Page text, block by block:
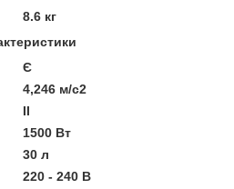
8.6 кг
Є
4,246 м/с2
II
1500 Вт
30 л
220 - 240 В